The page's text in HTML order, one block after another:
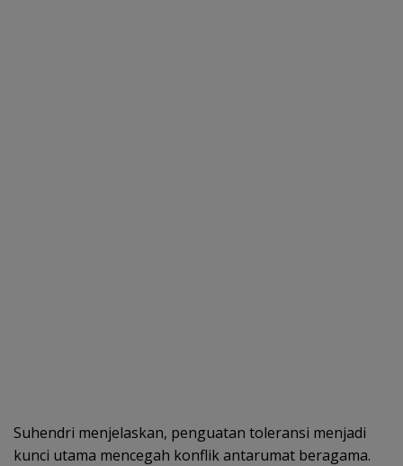
Suhendri menjelaskan, penguatan toleransi menjadi
kunci utama mencegah konflik antarumat beragama.